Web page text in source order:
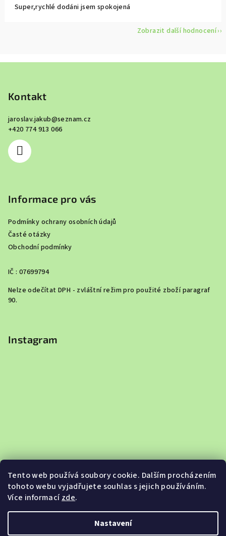
Tento web používá soubory cookie. Dalším procházením
tohoto webu vyjadřujete souhlas s jejich používáním.
Více informacízde.
Nastavení
Super,rychlé dodáni jsem spokojená
Zobrazit další hodnocení
Kontakt
jaroslav.jakub@seznam.cz
+420 774 913 066
Informace pro vás
Podmínky ochrany osobních údajů
Časté otázky
Obchodní podmínky
IČ : 07699794
Nelze odečítat DPH - zvláštní režim pro použité zboží paragraf
90.
Instagram
Sledovat na Instagramu